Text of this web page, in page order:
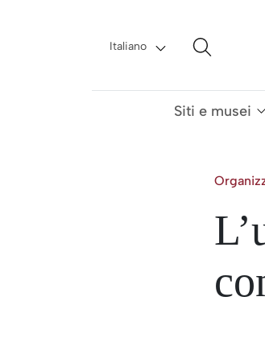
Italiano
Siti e musei